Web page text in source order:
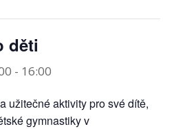
děti
- 16:00
užitečné aktivity pro své dítě,
gymnastiky v